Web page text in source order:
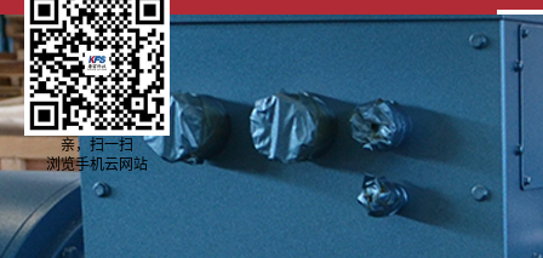
亲，扫一扫
浏览手机云网站